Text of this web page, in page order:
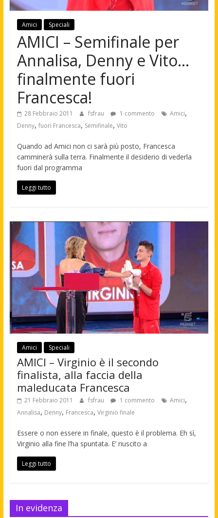
Amici Speciali
AMICI – Semifinale per
Annalisa, Denny e Vito…
finalmente fuori
Francesca!
28 Febbraio 2011 fsfrau 1 commento Amici,
Denny, fuori Francesca, Semifinale, Vito
Quando ad Amici non ci sarà più posto, Francesca
camminerà sulla terra. Finalmente il desiderio di vederla
fuori dal programma
Leggi tutto
Amici Speciali
AMICI – Virginio è il secondo
finalista, alla faccia della
maleducata Francesca
21 Febbraio 2011 fsfrau 1 commento Amici,
Annalisa, Denny, Francesca, Virginio finale
Essere o non essere in finale, questo è il problema. Eh sì,
Virginio alla fine l’ha spuntata. E’ riuscito a
Leggi tutto
In evidenza